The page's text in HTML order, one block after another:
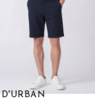
D'URBAN